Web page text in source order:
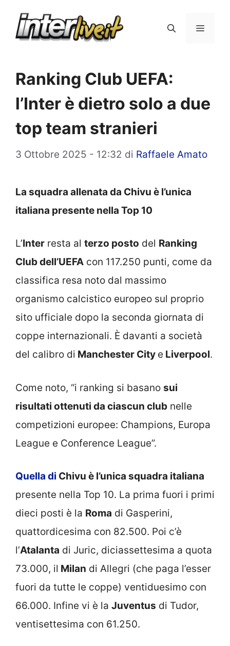
Menu
Ranking Club UEFA:
l’Inter è dietro solo a due
top team stranieri
3 Ottobre 2025 - 12:32 di Raffaele Amato
La squadra allenata da Chivu è l’unica
italiana presente nella Top 10
L’Inter resta al terzo posto del Ranking
Club dell’UEFA con 117.250 punti, come da
classifica resa noto dal massimo
organismo calcistico europeo sul proprio
sito ufficiale dopo la seconda giornata di
coppe internazionali. È davanti a società
del calibro di Manchester City e Liverpool.
Come noto, “i ranking si basano sui
risultati ottenuti da ciascun club nelle
competizioni europee: Champions, Europa
League e Conference League”.
Quella di Chivu è l’unica squadra italiana
presente nella Top 10. La prima fuori i primi
dieci posti è la Roma di Gasperini,
quattordicesima con 82.500. Poi c’è
l’Atalanta di Juric, diciassettesima a quota
73.000, il Milan di Allegri (che paga l’esser
fuori da tutte le coppe) ventiduesimo con
66.000. Infine vi è la Juventus di Tudor,
ventisettesima con 61.250.